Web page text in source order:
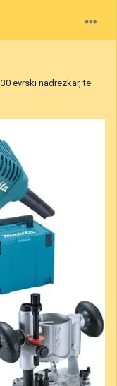
evrski nadrezkar, te